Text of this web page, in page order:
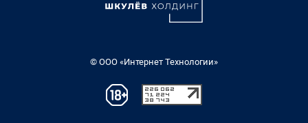
© ООО «Интернет Технологии»